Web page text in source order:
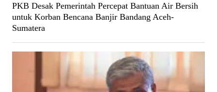
PKB Desak Pemerintah Percepat Bantuan Air Bersih
untuk Korban Bencana Banjir Bandang Aceh-
Sumatera